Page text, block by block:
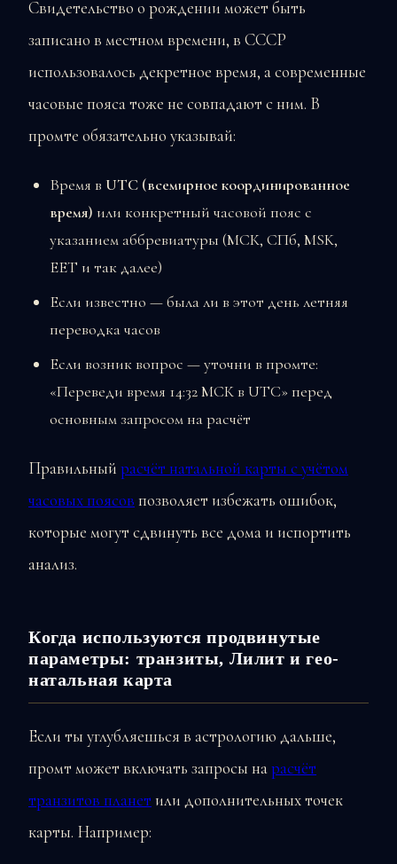
Свидетельство о рождении может быть
записано в местном времени, в СССР
использовалось декретное время, а современные
часовые пояса тоже не совпадают с ним. В
промте обязательно указывай:
Время в UTC (всемирное координированное
время) или конкретный часовой пояс с
указанием аббревиатуры (МСК, СПб, MSK,
EET и так далее)
Если известно — была ли в этот день летняя
переводка часов
Если возник вопрос — уточни в промте:
«Переведи время 14:32 МСК в UTC» перед
основным запросом на расчёт
Правильный расчёт натальной карты с учётом
часовых поясов позволяет избежать ошибок,
которые могут сдвинуть все дома и испортить
анализ.
Когда используются продвинутые
параметры: транзиты, Лилит и гео-
натальная карта
Если ты углубляешься в астрологию дальше,
промт может включать запросы нарасчёт
транзитов планет или дополнительных точек
карты. Например: